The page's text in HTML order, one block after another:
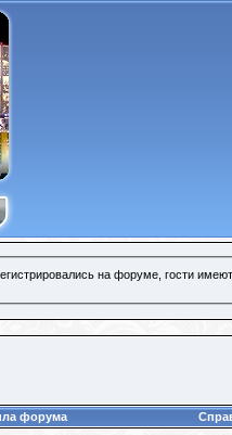
на форуме, гости
форума